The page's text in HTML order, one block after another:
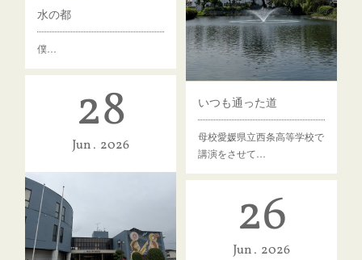
水の都
僕…
いつも通った道
母校愛媛県立西条高等学校で
講演をさせて…
28
Jun 2026
26
Jun 2026